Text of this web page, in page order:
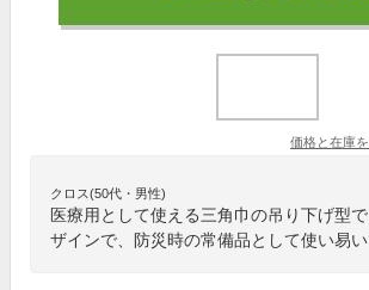
価格と在庫を
クロス(50代・男性)
医療用として使える三角巾の吊り下げ型
ザインで、防災時の常備品として使い易い